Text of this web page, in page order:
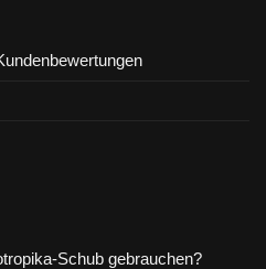
Schub gebrauchen?